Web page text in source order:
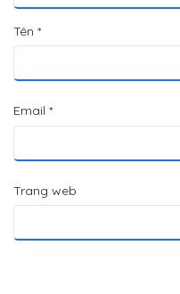
Tên *
Email *
Trang web